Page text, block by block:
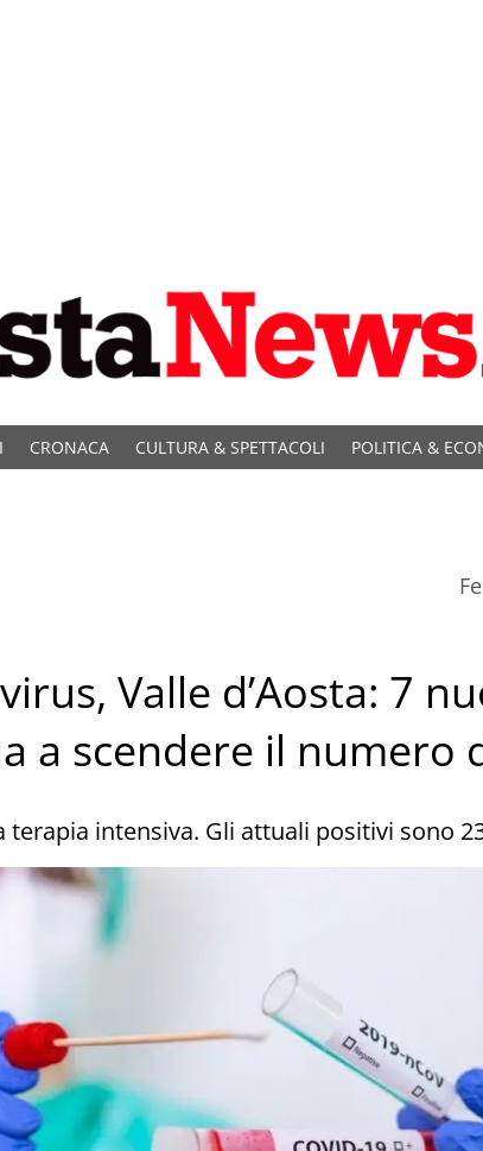
CRONACA CULTURA & SPETTACOLI POLITICA &
Valle d’Aosta: 7
a scendere il numero
terapia intensiva. Gli attuali positivi sono